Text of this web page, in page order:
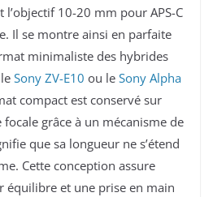
10-20 mm pour APS-C
Il se montre ainsi en parfaite
minimaliste des hybrides
Sony ZV-E10 ou le Sony Alpha
compact est conservé sur
focale grâce à un mécanisme de
que sa longueur ne s’étend
Cette conception assure
équilibre et une prise en main